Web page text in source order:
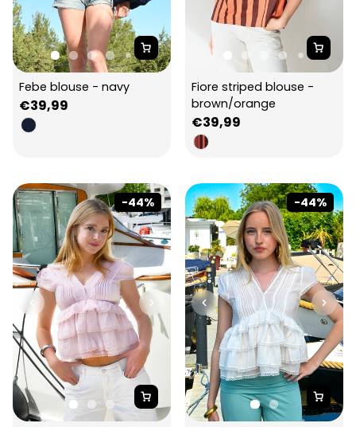
Febe blouse - navy
Regular
price
€39,99
Fiore striped blouse -
brown/orange
Regular
price
€39,99
-44% -44%